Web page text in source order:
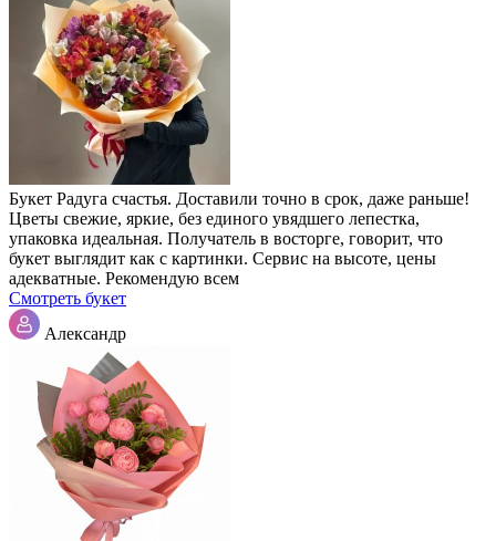
Букет Радуга счастья. Доставили точно в срок, даже раньше!
Цветы свежие, яркие, без единого увядшего лепестка,
упаковка идеальная. Получатель в восторге, говорит, что
букет выглядит как с картинки. Сервис на высоте, цены
адекватные. Рекомендую всем
Смотреть букет
Александр